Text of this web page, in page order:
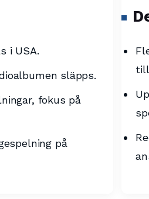
i USA.
släpps.
fokus på
på